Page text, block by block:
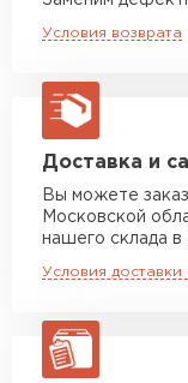
макс. длина
Манипулятор
макс. длина
Манипулятор
макс. длина
Манипулятор
Условия возврата
Доставка и
Вы можете
Московской
нашего склада
Условия доставки